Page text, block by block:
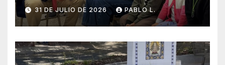
31 DE JULIO DE 2026 PABLO L.